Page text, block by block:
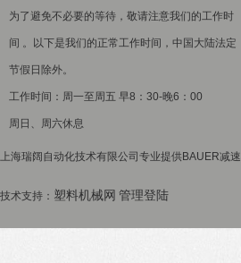
为了避免不必要的等待，敬请注意我们的工作时
间 。以下是我们的正常工作时间，中国大陆法定
节假日除外。
工作时间：周一至周五 早8：30-晚6：00
周日、周六休息
上海瑞阔自动化技术有限公司专业提供BAUER减
技术支持： 塑料机械网 管理登陆